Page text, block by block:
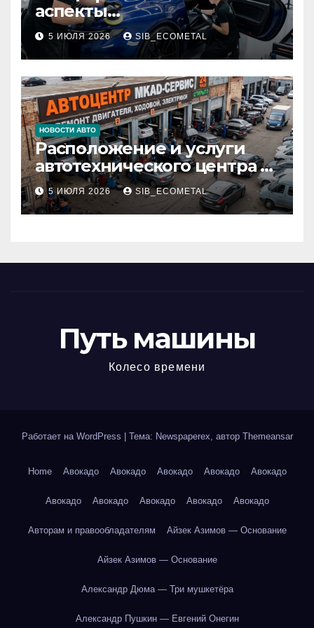
аспекты
профессионального
детейлинга кузова и
салона
5 ИЮЛЯ 2026 SIB_ECOMETAL
НОВОСТИ АВТО
Расположение и услуги
автотехнического центра в
районе 84-го километра
МКАД
5 ИЮЛЯ 2026 SIB_ECOMETAL
Путь машины
Колесо времени
Работает на WordPress Тема: Newspaperex, автор Themeansar
Home Авокадо Авокадо Авокадо Авокадо Авокадо
Авокадо Авокадо Авокадо Авокадо Авокадо
Авторам и правообладателям Айзек Азимов — Основание
Айзек Азимов — Основание
Александр Дюма — Три мушкетёра
Александр Пушкин — Евгений Онегин